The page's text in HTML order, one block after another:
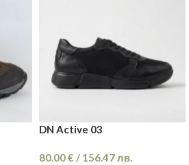
DN Active 03
80.00€ / 156.47лв.